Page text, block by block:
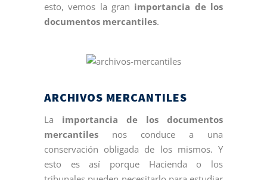
esto, vemos la gran importancia de los
documentos mercantiles.
ARCHIVOS MERCANTILES
La importancia de los documentos
mercantiles nos conduce a una
conservación obligada de los mismos. Y
esto es así porque Hacienda o los